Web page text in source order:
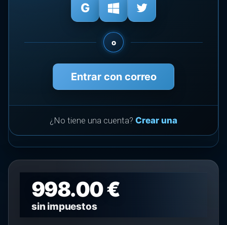
o
Entrar con correo
¿No tiene una cuenta? Crear una
998.00 €
sin impuestos